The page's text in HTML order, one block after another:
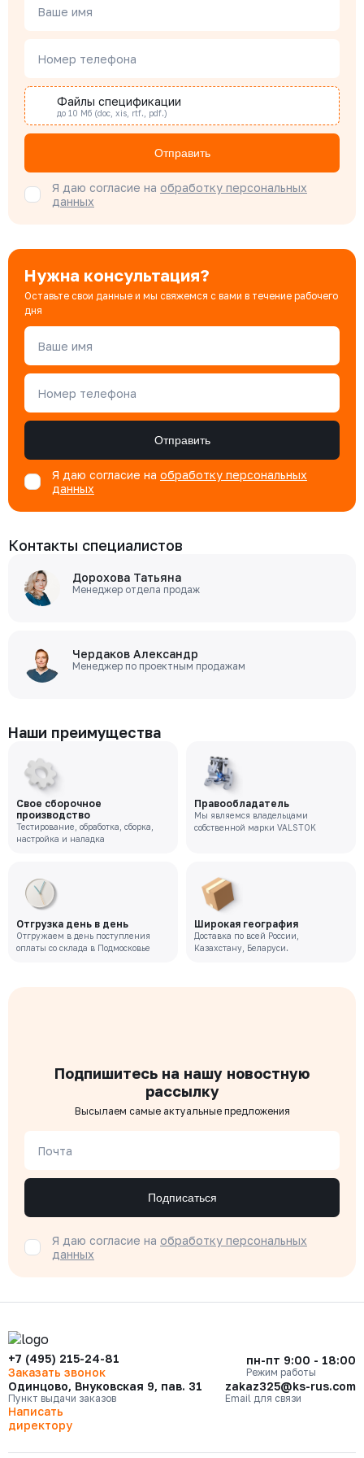
Специалист отдела снабжения
Бондарюк Евгения
Специалист отдела продаж
Ваше имя
Номер телефона
Файлы спецификации
до 10 Мб (doc, xis, rtf., pdf.)
Отправить
Я даю согласие на обработку персональных
данных
Нужна консультация?
Оставьте свои данные и мы свяжемся с вами в течение рабочего
дня
Ваше имя
Номер телефона
Отправить
Я даю согласие на обработку персональных
данных
Контакты специалистов
Дорохова Татьяна
Менеджер отдела продаж
Чердаков Александр
Менеджер по проектным продажам
Наши преимущества
Свое сборочное
производство
Тестирование, обработка, сборка,
настройка и наладка
Правообладатель
Мы являемся владельцами
собственной марки VALSTOK
Отгрузка день в день
Отгружаем в день поступления
оплаты со склада в Подмосковье
Широкая география
Доставка по всей России,
Казахстану, Беларуси.
Подпишитесь на нашу новостную
рассылку
Высылаем самые актуальные предложения
Почта
Подписаться
Я даю согласие на обработку персональных
данных
+7 (495) 215-24-81
Заказать звонок
пн-пт 9:00 - 18:00
Режим работы
Одинцово, Внуковская 9, пав. 31
Пункт выдачи заказов
zakaz325@ks-rus.com
Email для связи
Написать
директору